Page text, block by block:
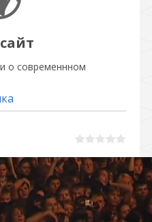
о современнном